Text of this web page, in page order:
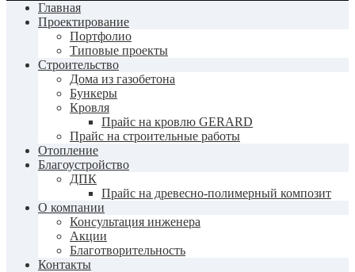
Главная
Проектирование
Портфолио
Типовые проекты
Строительство
Дома из газобетона
Бункеры
Кровля
Прайс на кровлю GERARD
Прайс на строительные работы
Отопление
Благоустройство
ДПК
Прайс на древесно-полимерный композит
О компании
Консультация инженера
Акции
Благотворительность
Контакты